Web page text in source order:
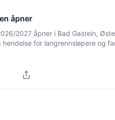
åpner
2027 åpner i Bad Gastein,
for langrennsløpere og